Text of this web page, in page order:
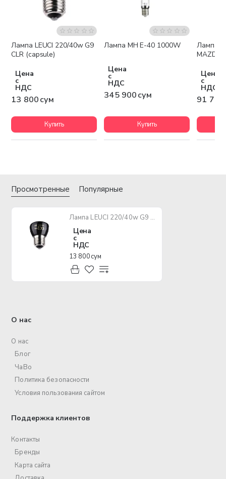
Лампа LEUCI 220/40w G9
CLR (capsule)
Цена
с
НДС
13 800 сум
Купить
Лампа MH E-40 1000W
Цена
с
НДС
345 900 сум
Купить
Лампа
Цена
с
НДС
91 700
Просмотренные Популярные
Лампа LEUCI 220/40w G9 FRT (capsule)
Цена
с
НДС
13 800 сум
О нас
О нас
Блог
ЧаВо
Политика безопасности
Условия пользования сайтом
Поддержка клиентов
Контакты
Бренды
Карта сайта